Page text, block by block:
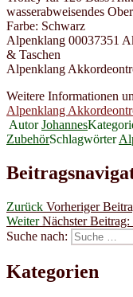
wasserabweisendes
Farbe: Schwarz
Alpenklang 00037351
& Taschen
Alpenklang
Weitere Informationen
Alpenklang
AutorJohannes
ZubehörSchlagwörter
Zurück Vorheriger
Weiter Nächster Beitrag:
Suche nach:
Kategorien